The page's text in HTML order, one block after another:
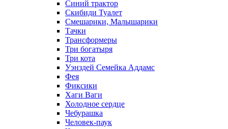
Синий трактор
Скибиди Туалет
Смешарики, Малышарики
Тачки
Трансформеры
Три богатыря
Три кота
Уэнздей Семейка Аддамс
Фея
Фиксики
Хаги Ваги
Холодное сердце
Чебурашка
Человек-паук